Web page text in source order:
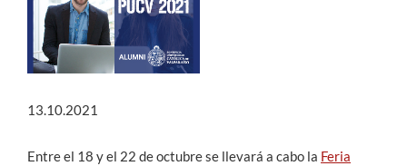
English
13.10.2021
Entre el 18 y el 22 de octubre se llevará a cabo la Feria